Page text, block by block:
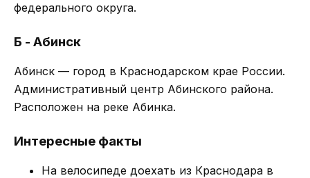
федерального округа.
Б - Абинск
Абинск — город в Краснодарском крае России.
Административный центр Абинского района.
Расположен на реке Абинка.
Интересные факты
На велосипеде доехать из Краснодара в